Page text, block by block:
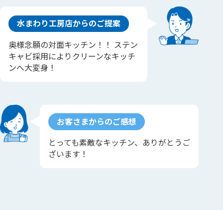
水まわり工房店からのご提案
奥様念願の対面キッチン！！ ステン
キャビ採用によりクリーンなキッチ
ンへ大変身！
お客さまからのご感想
とっても素敵なキッチン、ありがとうご
ざいます！